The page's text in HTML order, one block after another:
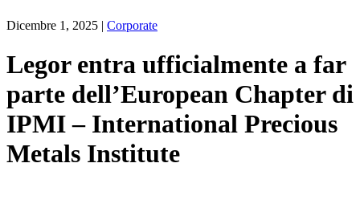
Dicembre 1, 2025 | Corporate
Legor entra ufficialmente a far
parte dell’European Chapter di
IPMI – International Precious
Metals Institute